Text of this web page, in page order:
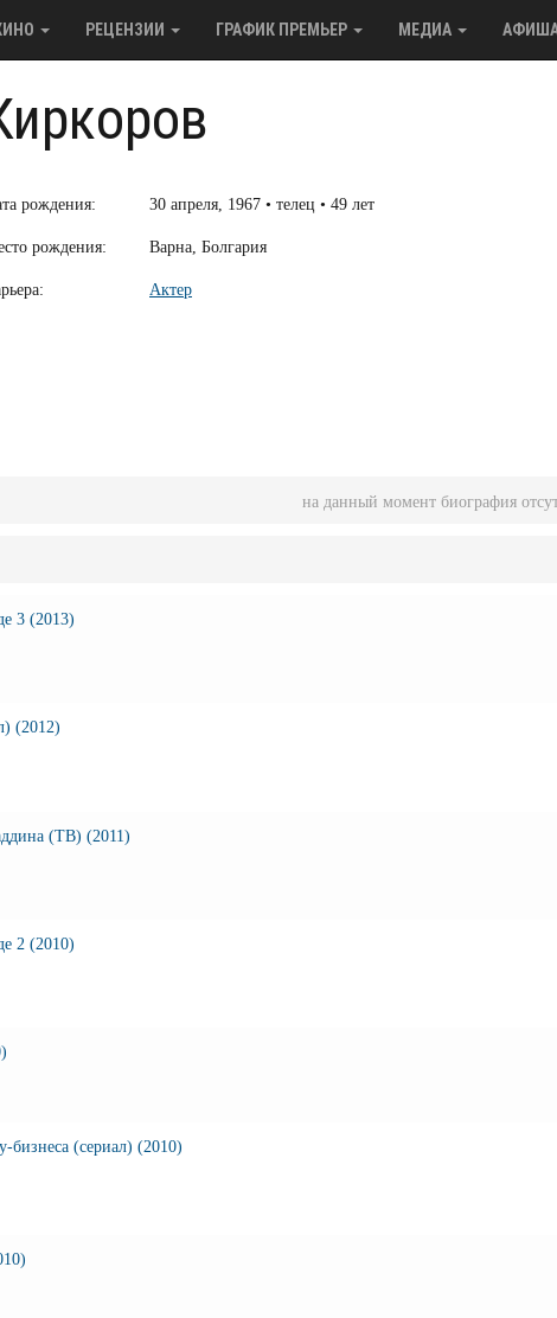
РЕЦЕНЗИИ ГРАФИК ПРЕМЬЕР МЕДИА
рождения: 30 апреля, 1967 • телец • 49 лет
рождения: Варна, Болгария
Актер
на данный момент биография
3 (2013)
(2012)
(ТВ) (2011)
2 (2010)
бизнеса (сериал) (2010)